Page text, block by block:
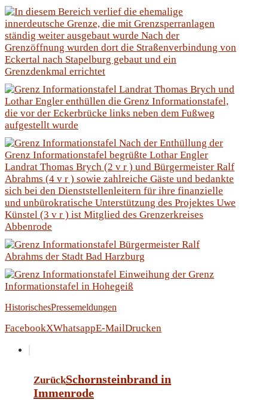
HistorischesPressemeldungen
FacebookXWhatsappE-MailDrucken
ZurückSchornsteinbrand in
Immenrode